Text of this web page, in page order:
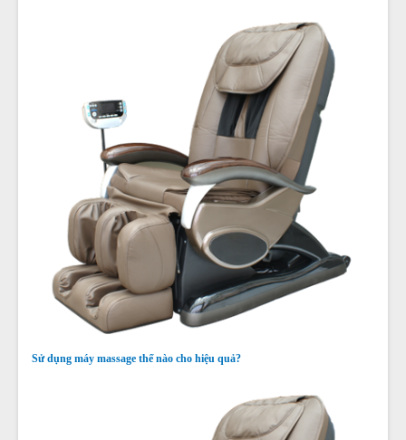
Sử dụng máy massage thế nào cho hiệu quả?